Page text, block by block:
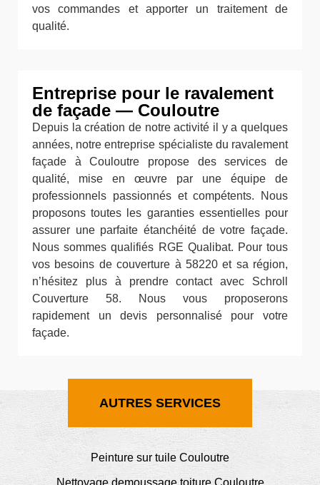
vos commandes et apporter un traitement de
qualité.
Entreprise pour le ravalement
de façade — Couloutre
Depuis la création de notre activité il y a quelques
années, notre entreprise spécialiste du ravalement
façade à Couloutre propose des services de
qualité, mise en œuvre par une équipe de
professionnels passionnés et compétents. Nous
proposons toutes les garanties essentielles pour
assurer une parfaite étanchéité de votre façade.
Nous sommes qualifiés RGE Qualibat. Pour tous
vos besoins de couverture à 58220 et sa région,
n’hésitez plus à prendre contact avec Schroll
Couverture 58. Nous vous proposerons
rapidement un devis personnalisé pour votre
façade.
AUTRES SERVICES
Peinture sur tuile Couloutre
Nettoyage demoussage toiture Couloutre